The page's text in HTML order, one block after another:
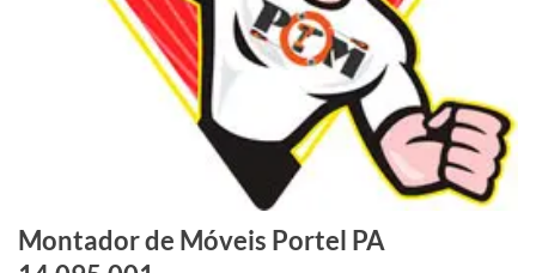
Montador de Móveis Portel PA